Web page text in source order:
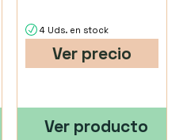
4 Uds. en stock
Ver precio
Ver producto